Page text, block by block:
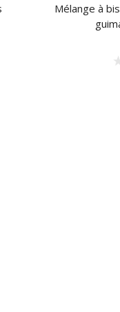
Mélange à